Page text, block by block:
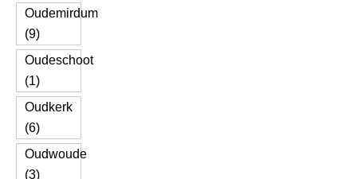
Oudemirdum
(9)
Oudeschoot
(1)
Oudkerk
(6)
Oudwoude
(3)